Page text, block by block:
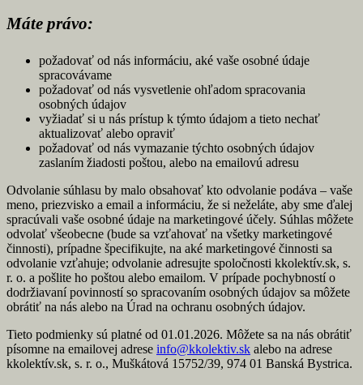
Máte právo:
požadovať od nás informáciu, aké vaše osobné údaje
spracovávame
požadovať od nás vysvetlenie ohľadom spracovania
osobných údajov
vyžiadať si u nás prístup k týmto údajom a tieto nechať
aktualizovať alebo opraviť
požadovať od nás vymazanie týchto osobných údajov
zaslaním žiadosti poštou, alebo na emailovú adresu
Odvolanie súhlasu by malo obsahovať kto odvolanie podáva – vaše
meno, priezvisko a email a informáciu, že si neželáte, aby sme ďalej
spracúvali vaše osobné údaje na marketingové účely. Súhlas môžete
odvolať všeobecne (bude sa vzťahovať na všetky marketingové
činnosti), prípadne špecifikujte, na aké marketingové činnosti sa
odvolanie vzťahuje; odvolanie adresujte spoločnosti kkolektív.sk, s.
r. o. a pošlite ho poštou alebo emailom. V prípade pochybností o
dodržiavaní povinností so spracovaním osobných údajov sa môžete
obrátiť na nás alebo na Úrad na ochranu osobných údajov.
Tieto podmienky sú platné od 01.01.2026. Môžete sa na nás obrátiť
písomne na emailovej adrese info@kkolektiv.sk alebo na adrese
kkolektív.sk, s. r. o., Muškátová 15752/39, 974 01 Banská Bystrica.